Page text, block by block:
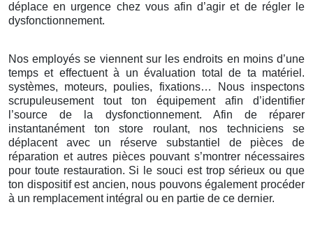
déplace en urgence chez vous afin d’agir et de régler le
dysfonctionnement.
Nos employés se viennent sur les endroits en moins d’une
temps et effectuent à un évaluation total de ta matériel.
systèmes, moteurs, poulies, fixations… Nous inspectons
scrupuleusement tout ton équipement afin d’identifier
l’source de la dysfonctionnement. Afin de réparer
instantanément ton store roulant, nos techniciens se
déplacent avec un réserve substantiel de pièces de
réparation et autres pièces pouvant s’montrer nécessaires
pour toute restauration. Si le souci est trop sérieux ou que
ton dispositif est ancien, nous pouvons également procéder
à un remplacement intégral ou en partie de ce dernier.